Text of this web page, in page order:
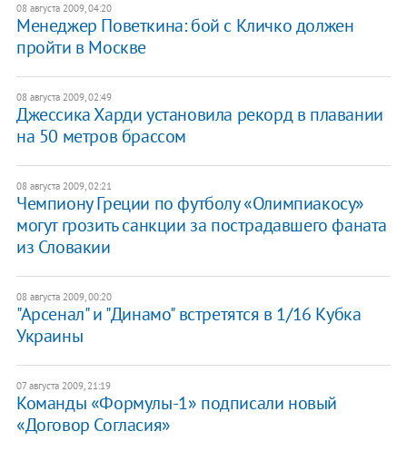
08 августа 2009, 04:20
Менеджер Поветкина: бой с Кличко должен
пройти в Москве
08 августа 2009, 02:49
Джессика Харди установила рекорд в плавании
на 50 метров брассом
08 августа 2009, 02:21
Чемпиону Греции по футболу «Олимпиакосу»
могут грозить санкции за пострадавшего фаната
из Словакии
08 августа 2009, 00:20
"Арсенал" и "Динамо" встретятся в 1/16 Кубка
Украины
07 августа 2009, 21:19
Команды «Формулы-1» подписали новый
«Договор Согласия»